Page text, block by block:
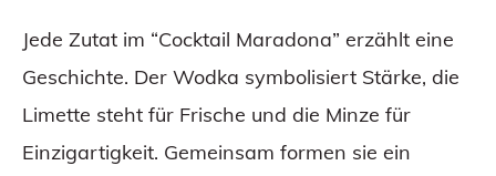
Jede Zutat im “Cocktail Maradona” erzählt eine
Geschichte. Der Wodka symbolisiert Stärke, die
Limette steht für Frische und die Minze für
Einzigartigkeit. Gemeinsam formen sie ein